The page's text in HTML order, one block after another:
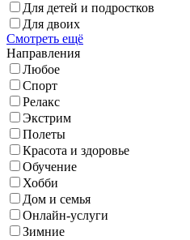
Для детей и подростков
Для двоих
Смотреть ещё
Направления
Любое
Спорт
Релакс
Экстрим
Полеты
Красота и здоровье
Обучение
Хобби
Дом и семья
Онлайн-услуги
Зимние